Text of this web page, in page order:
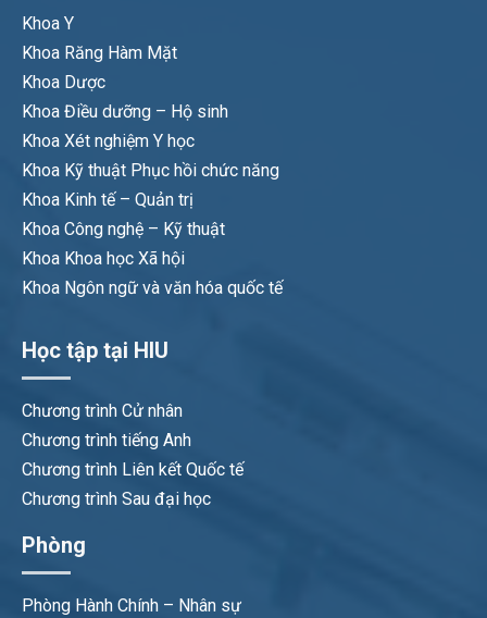
Khoa Y
Khoa Răng Hàm Mặt
Khoa Dược
Khoa Điều dưỡng – Hộ sinh
Khoa Xét nghiệm Y học
Khoa Kỹ thuật Phục hồi chức năng
Khoa Kinh tế – Quản trị
Khoa Công nghệ – Kỹ thuật
Khoa Khoa học Xã hội
Khoa Ngôn ngữ và văn hóa quốc tế
Học tập tại HIU
Chương trình Cử nhân
Chương trình tiếng Anh
Chương trình Liên kết Quốc tế
Chương trình Sau đại học
Phòng
Phòng Hành Chính – Nhân sự